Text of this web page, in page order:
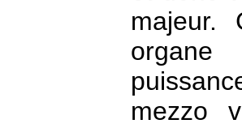
majeur.
mezzo